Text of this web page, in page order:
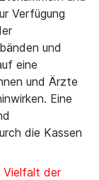
Verfügung
und
eine
und Ärzte
Eine
die Kassen
Vielfalt der